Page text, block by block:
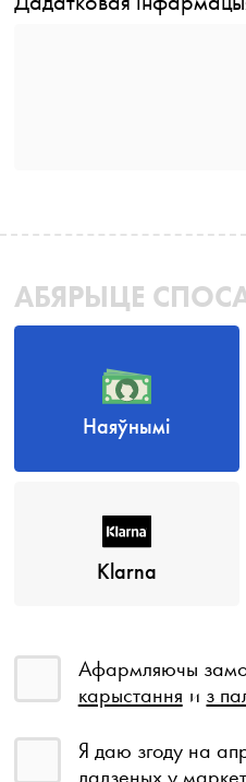
АБЯРЫЦЕ
Наяўнымі
Klarna
Афармляючы
карыстання и з
Я даю згоду на
дадзеных у